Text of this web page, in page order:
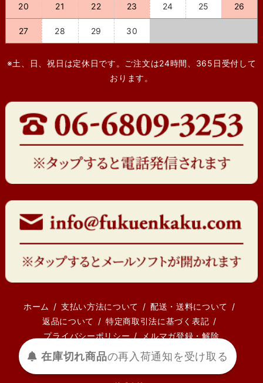
20 21 22 23 24 25 26
27 28 29 30
※土、日、祝日は定休日です。ご注文は24時間、365日受付して
おります。
ホーム 支払い方法について
配送・送料について
返品について
特定商取引法に基づく表記
プライバシーポリシー
メルマガ登録・解除
在庫切れ商品の再入荷通知を受け取る